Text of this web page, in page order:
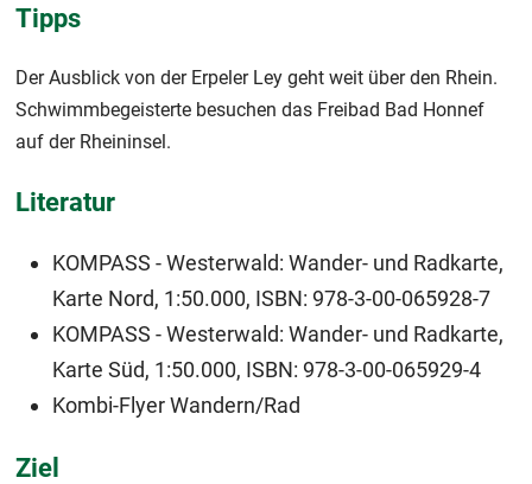
Tipps
Der Ausblick von der Erpeler Ley geht weit über den Rhein.
Schwimmbegeisterte besuchen das Freibad Bad Honnef
auf der Rheininsel.
Literatur
KOMPASS - Westerwald: Wander- und Radkarte,
Karte Nord, 1:50.000, ISBN: 978-3-00-065928-7
KOMPASS - Westerwald: Wander- und Radkarte,
Karte Süd, 1:50.000, ISBN: 978-3-00-065929-4
Kombi-Flyer Wandern/Rad
Ziel